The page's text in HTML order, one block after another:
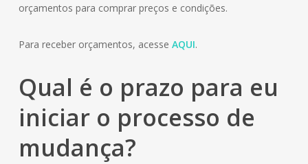
orçamentos para comprar preços e condições.
Para receber orçamentos, acesse AQUI.
Qual é o prazo para eu
iniciar o processo de
mudança?